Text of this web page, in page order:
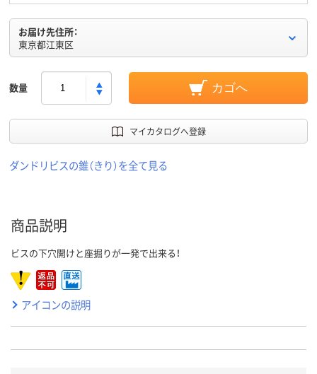
お届け先住所：
東京都江東区
数量 カゴへ
マイカタログへ登録
ダンドリビスの錐（きり）を全て見る
商品説明
ビスの下穴開けと座掘りが一発で出来る！
アイコンの説明